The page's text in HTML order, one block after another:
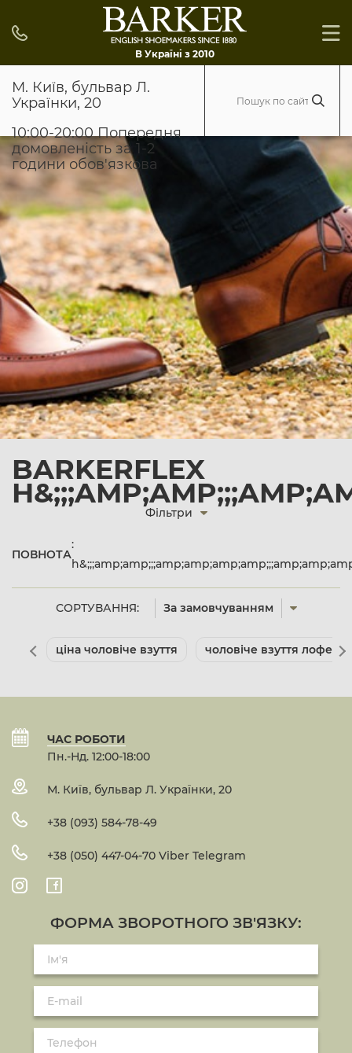
В Україні з 2010
М. Київ, бульвар Л.
Українки, 20
10:00-20:00 Попередня
домовленість за 1-2
години обов'язкова
BARKERFLEX
СОРТУВАННЯ: За замовчуванням
Фільтри
ПОВНОТА
:
ціна чоловіче взуття чоловіче взуття
ЧАС РОБОТИ
Пн.-Нд. 12:00-18:00
М. Київ, бульвар Л. Українки, 20
+38 (093) 584-78-49
+38 (050) 447-04-70 Viber Telegram
ФОРМА ЗВОРОТНОГО ЗВ'ЯЗКУ: